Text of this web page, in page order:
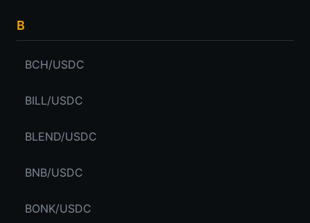
B
BCH/USDC
BILL/USDC
BLEND/USDC
BNB/USDC
BONK/USDC